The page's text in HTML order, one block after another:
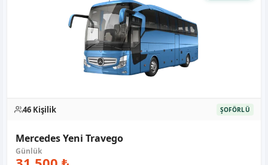
46 Kişilik ŞOFÖRLÜ
Mercedes Yeni Travego